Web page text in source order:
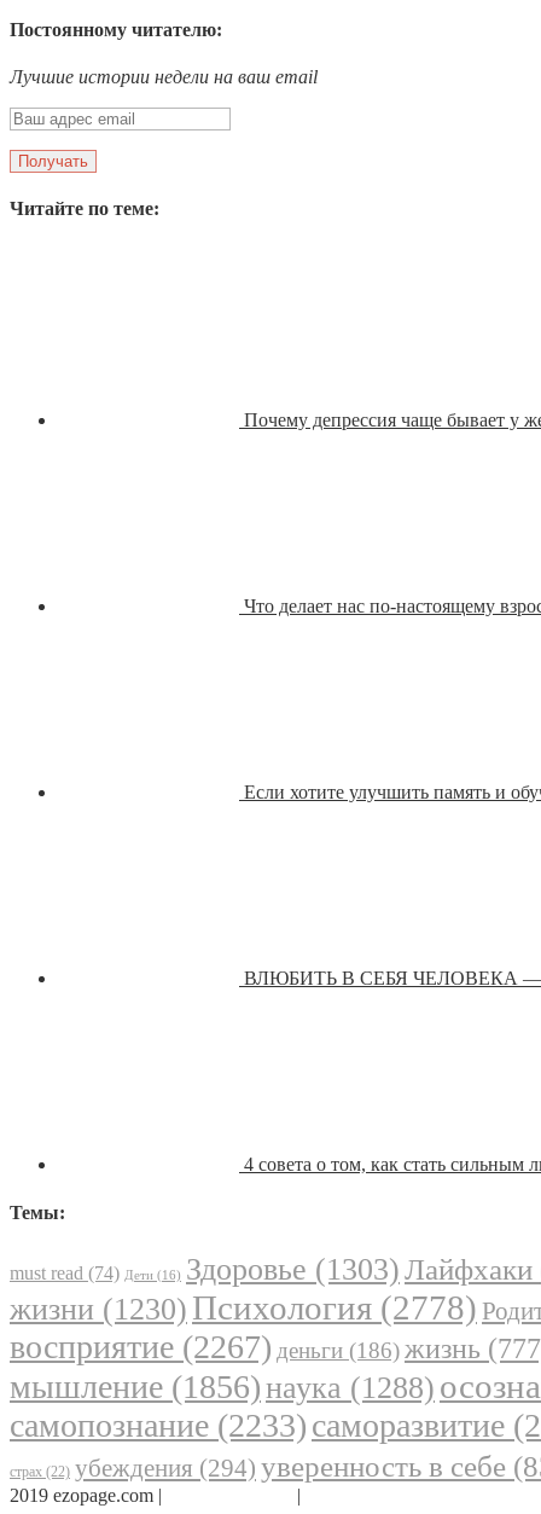
Постоянному читателю:
Лучшие истории недели на ваш email
Читайте по теме:
Почему депрессия чаще бывает у
Что делает нас по-настоящему
Если хотите улучшить память и
ВЛЮБИТЬ В СЕБЯ ЧЕЛОВЕКА
4 совета о том, как стать сильным
Темы:
must read (74) Дети (16) Здоровье (1303)Лайфхаки
жизни (1230) Психология (2778)
восприятие (2267) деньги (186)жизнь
мышление (1856)наука (1288)
самопознание (2233)саморазвитие
страх (22) убеждения (294) уверенность в себе
2019 ezopage.com | |